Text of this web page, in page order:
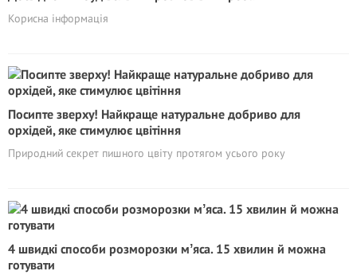
Корисна інформація
Посипте зверху! Найкраще натуральне добриво для
орхідей, яке стимулює цвітіння
Природний секрет пишного цвіту протягом усього року
4 швидкі способи розморозки мʼяса. 15 хвилин й можна
готувати